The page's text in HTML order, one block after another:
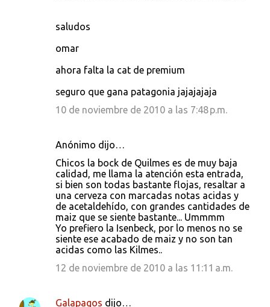
saludos
omar
ahora falta la cat de premium
seguro que gana patagonia jajajajaja
10 de noviembre de 2010 a las 7:48 p.m.
Anónimo dijo…
Chicos la bock de Quilmes es de muy baja
calidad, me llama la atención esta entrada,
si bien son todas bastante flojas, resaltar a
una cerveza con marcadas notas acidas y
de acetaldehído, con grandes cantidades de
maiz que se siente bastante... Ummmm
Yo prefiero la Isenbeck, por lo menos no se
siente ese acabado de maiz y no son tan
acidas como las Kilmes..
12 de noviembre de 2010 a las 11:11 a.m.
Galapagos dijo…